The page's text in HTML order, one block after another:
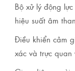
Bộ xử lý động
hiệu suất âm
Điều khiển cảm
xác và trực